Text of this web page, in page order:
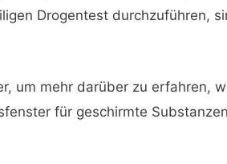
Drogentest durchzuführen,
um mehr darüber zu erfahren,
für geschirmte